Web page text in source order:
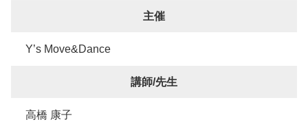
主催
Y’s Move&Dance
講師/先生
高橋 康子